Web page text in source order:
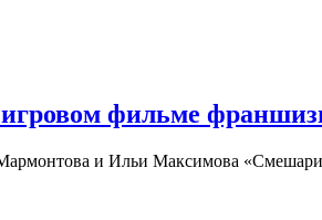
фильме
и Ильи Максимова